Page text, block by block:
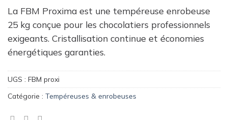
La FBM Proxima est une tempéreuse enrobeuse
25 kg conçue pour les chocolatiers professionnels
exigeants. Cristallisation continue et économies
énergétiques garanties.
UGS : FBM proxi
Catégorie : Tempéreuses & enrobeuses